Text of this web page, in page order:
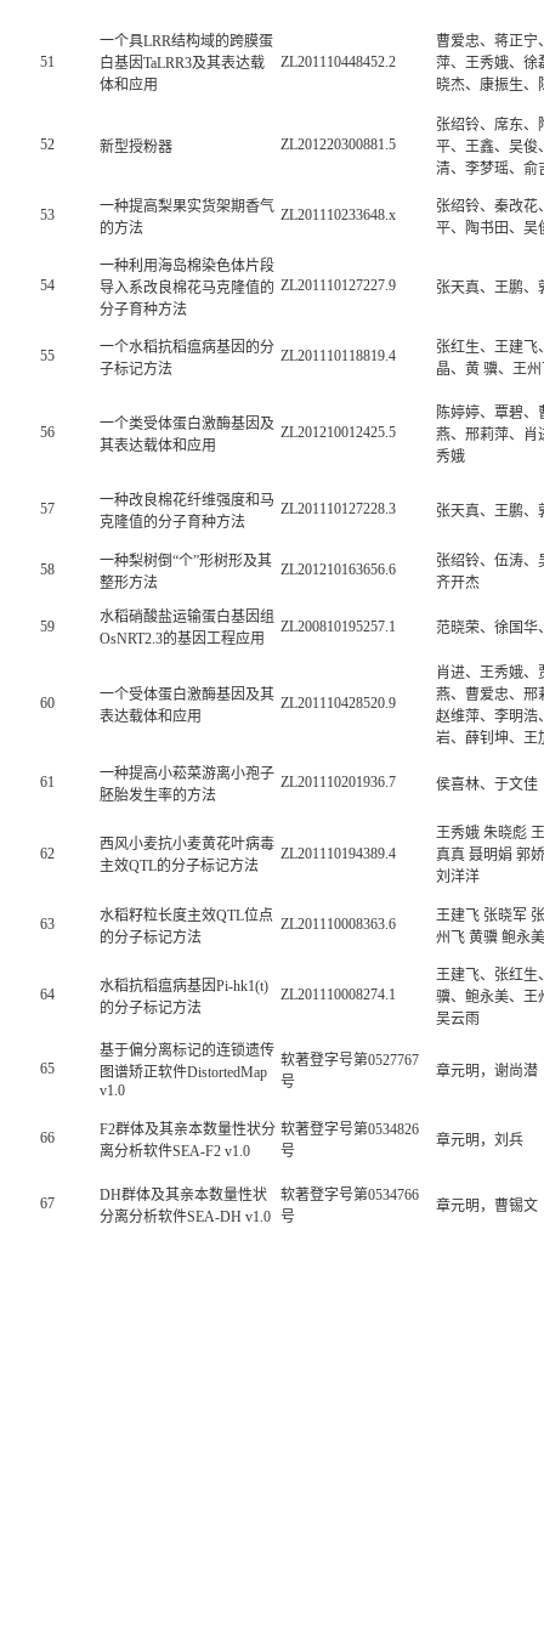
51
一个具LRR结构域的跨膜蛋
白基因TaLRR3及其表达载
体和应用
ZL201110448452.2
曹爱忠、蒋正宁
萍、王秀娥、徐
晓杰、康振生、
52 新型授粉器 ZL201220300881.5
张绍铃、席东、
平、王鑫、吴俊
清、李梦瑶、俞
53
一种提高梨果实货架期香气
的方法
ZL201110233648.x
张绍铃、秦改花
平、陶书田、吴
54
一种利用海岛棉染色体片段
导入系改良棉花马克隆值的
分子育种方法
ZL201110127227.9 张天真、王鹏、
55
一个水稻抗稻瘟病基因的分
子标记方法
ZL201110118819.4
张红生、王建飞
晶、黄 骥、王
56
一个类受体蛋白激酶基因及
其表达载体和应用
ZL201210012425.5
陈婷婷、覃碧、
燕、邢莉萍、肖
秀娥
57
一种改良棉花纤维强度和马
克隆值的分子育种方法
ZL201110127228.3 张天真、王鹏、
58
一种梨树倒“个”形树形及其
整形方法
ZL201210163656.6
张绍铃、伍涛、
齐开杰
59
水稻硝酸盐运输蛋白基因组
OsNRT2.3的基因工程应用
ZL200810195257.1 范晓荣、徐国华
60
一个受体蛋白激酶基因及其
表达载体和应用
ZL201110428520.9
肖进、王秀娥、
燕、曹爱忠、邢
赵维萍、李明浩
岩、薛钊坤、王
61
一种提高小菘菜游离小孢子
胚胎发生率的方法
ZL201110201936.7 侯喜林、于文佳
62
西风小麦抗小麦黄花叶病毒
主效QTL的分子标记方法
ZL201110194389.4
王秀娥 朱晓彪
真真 聂明娟 郭
刘洋洋
63
水稻籽粒长度主效QTL位点
的分子标记方法
ZL201110008363.6
王建飞 张晓军
州飞 黄骥 鲍永
64
水稻抗稻瘟病基因Pi-hk1(t)
的分子标记方法
ZL201110008274.1
王建飞、张红生
骥、鲍永美、王
吴云雨
65
基于偏分离标记的连锁遗传
图谱矫正软件DistortedMap
v1.0
软著登字号第0527767
号
章元明，谢尚潜
66
F2群体及其亲本数量性状分
离分析软件SEA-F2 v1.0
软著登字号第0534826
号
章元明，刘兵
67
DH群体及其亲本数量性状
分离分析软件SEA-DH v1.0
软著登字号第0534766
号
章元明，曹锡文